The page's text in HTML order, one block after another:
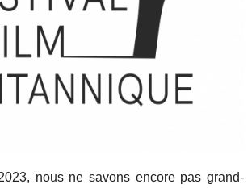
nous ne savons encore pas grand-